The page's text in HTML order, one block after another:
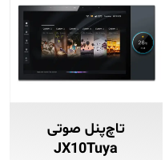
تاچ‌پنل صوتی
JX10Tuya